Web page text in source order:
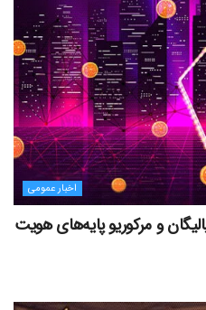
اخبار عمومی
و مرکوریو پایه‌های هویت